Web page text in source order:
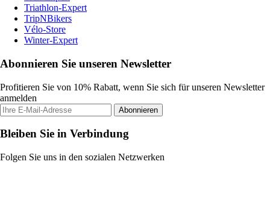
Triathlon-Expert
TripNBikers
Vélo-Store
Winter-Expert
Abonnieren Sie unseren Newsletter
Profitieren Sie von 10% Rabatt, wenn Sie sich für unseren Newsletter
anmelden
Abonnieren
Bleiben Sie in Verbindung
Folgen Sie uns in den sozialen Netzwerken